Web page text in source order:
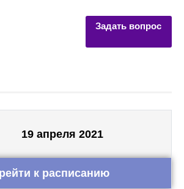
Задать вопрос
19 апреля 2021
к расписанию